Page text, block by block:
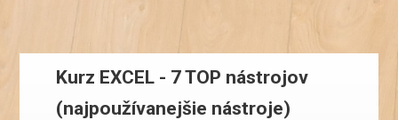
Kurz EXCEL - 7 TOP nástrojov
(najpoužívanejšie nástroje)